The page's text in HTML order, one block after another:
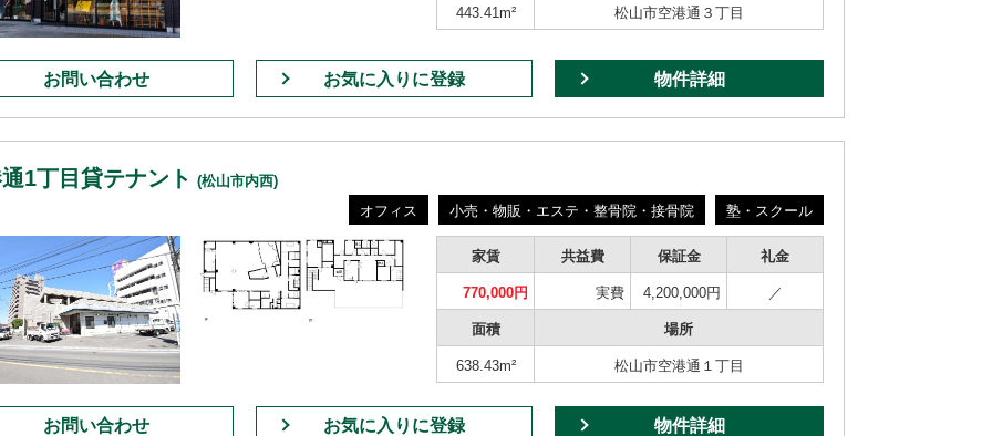
443.41m² 松山市空港通３丁目
お問い合わせ お気に入りに登録 物件詳細
1丁目貸テナント (松山市内西)
オフィス
小売・物販・エステ・整骨院・接骨院 塾・スクール
家賃 共益費 保証金 礼金
770,000円 実費 4,200,000円 ／
面積 場所
638.43m² 松山市空港通１丁目
お問い合わせ お気に入りに登録 物件詳細